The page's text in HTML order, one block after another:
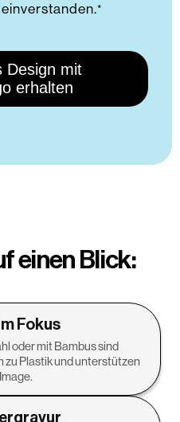
*
einen Blick:
Fokus
oder mit Bambus sind
zu Plastik und unterstützen